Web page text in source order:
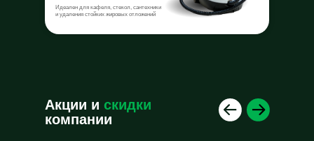
Идеален для кафеля, стекол, сантехники
и удаления стойких жировых отложений
Акции и скидки
компании